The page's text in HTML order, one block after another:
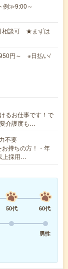
例≫9:00～
相談可 ★まずは
円～ ※日払い/
るお仕事です！で
介護度も…
不要
お持ちの方！・年
上採用…
50代
60代
男性